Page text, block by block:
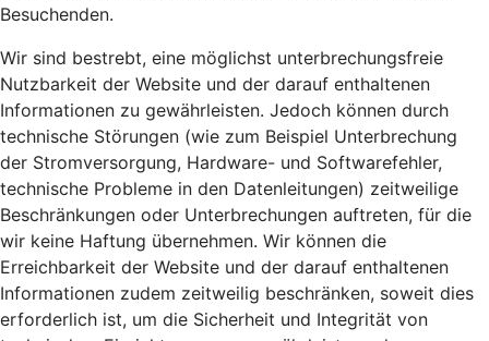
Besuchenden.
Wir sind bestrebt, eine möglichst unterbrechungsfreie
Nutzbarkeit der Website und der darauf enthaltenen
Informationen zu gewährleisten. Jedoch können durch
technische Störungen (wie zum Beispiel Unterbrechung
der Stromversorgung, Hardware- und Softwarefehler,
technische Probleme in den Datenleitungen) zeitweilige
Beschränkungen oder Unterbrechungen auftreten, für die
wir keine Haftung übernehmen. Wir können die
Erreichbarkeit der Website und der darauf enthaltenen
Informationen zudem zeitweilig beschränken, soweit dies
erforderlich ist, um die Sicherheit und Integrität von